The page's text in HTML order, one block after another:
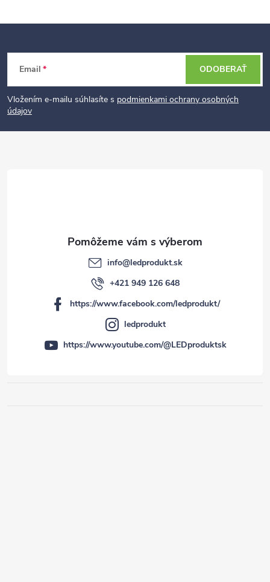
t
Email
Vložením e-mailu súhlasíte s podmienkami ochrany osobných
údajov
ODOBERAŤ
info@ledprodukt.sk
+421 949 126 648
https://www.facebook.com/ledprodukt/
ledprodukt
https://www.youtube.com/@LEDproduktsk